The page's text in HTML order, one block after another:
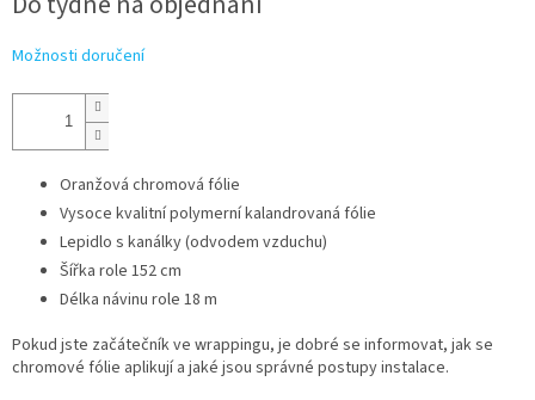
cena:
Možnosti doručení
Oranžová chromová fólie
Vysoce kvalitní polymerní kalandrovaná fólie
Lepidlo s kanálky (odvodem vzduchu)
Šířka role 152 cm
Délka návinu role 18 m
Pokud jste začátečník ve wrappingu, je dobré se informovat, jak se
chromové fólie aplikují a jaké jsou správné postupy instalace.